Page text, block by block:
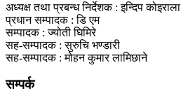
अध्यक्ष तथा प्रबन्ध निर्देशक : इन्दिप कोइराला
प्रधान सम्पादक : डि एम
सम्पादक : ज्योती घिमिरे
सह-सम्पादक : सुरुचि भण्डारी
सह-सम्पादक : मोहन कुमार लामिछाने
सम्पर्क